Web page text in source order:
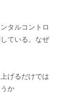
タルコントロ
ている。なぜ
げるだけでは
か